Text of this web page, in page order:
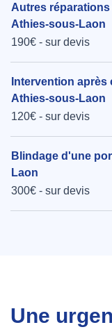
Autres
Athies-sous-Laon
190€ - sur devis
Intervention après
Athies-sous-Laon
120€ - sur devis
Blindage d'une
Laon
300€ - sur devis
Une